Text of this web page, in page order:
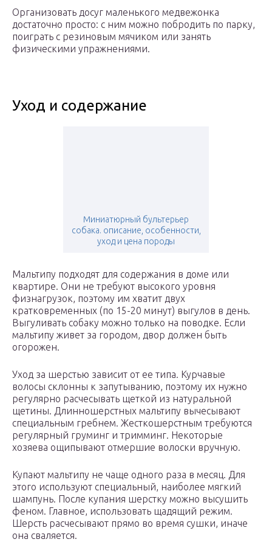
Организовать досуг маленького медвежонка
достаточно просто: с ним можно побродить по парку,
поиграть с резиновым мячиком или занять
физическими упражнениями.
Уход и содержание
Миниатюрный бультерьер
собака. описание, особенности,
уход и цена породы
Мальтипу подходят для содержания в доме или
квартире. Они не требуют высокого уровня
физнагрузок, поэтому им хватит двух
кратковременных (по 15-20 минут) выгулов в день.
Выгуливать собаку можно только на поводке. Если
мальтипу живет за городом, двор должен быть
огорожен.
Уход за шерстью зависит от ее типа. Курчавые
волосы склонны к запутыванию, поэтому их нужно
регулярно расчесывать щеткой из натуральной
щетины. Длинношерстных мальтипу вычесывают
специальным гребнем. Жесткошерстным требуются
регулярный груминг и тримминг. Некоторые
хозяева ощипывают отмершие волоски вручную.
Купают мальтипу не чаще одного раза в месяц. Для
этого используют специальный, наиболее мягкий
шампунь. После купания шерстку можно высушить
феном. Главное, использовать щадящий режим.
Шерсть расчесывают прямо во время сушки, иначе
она сваляется.